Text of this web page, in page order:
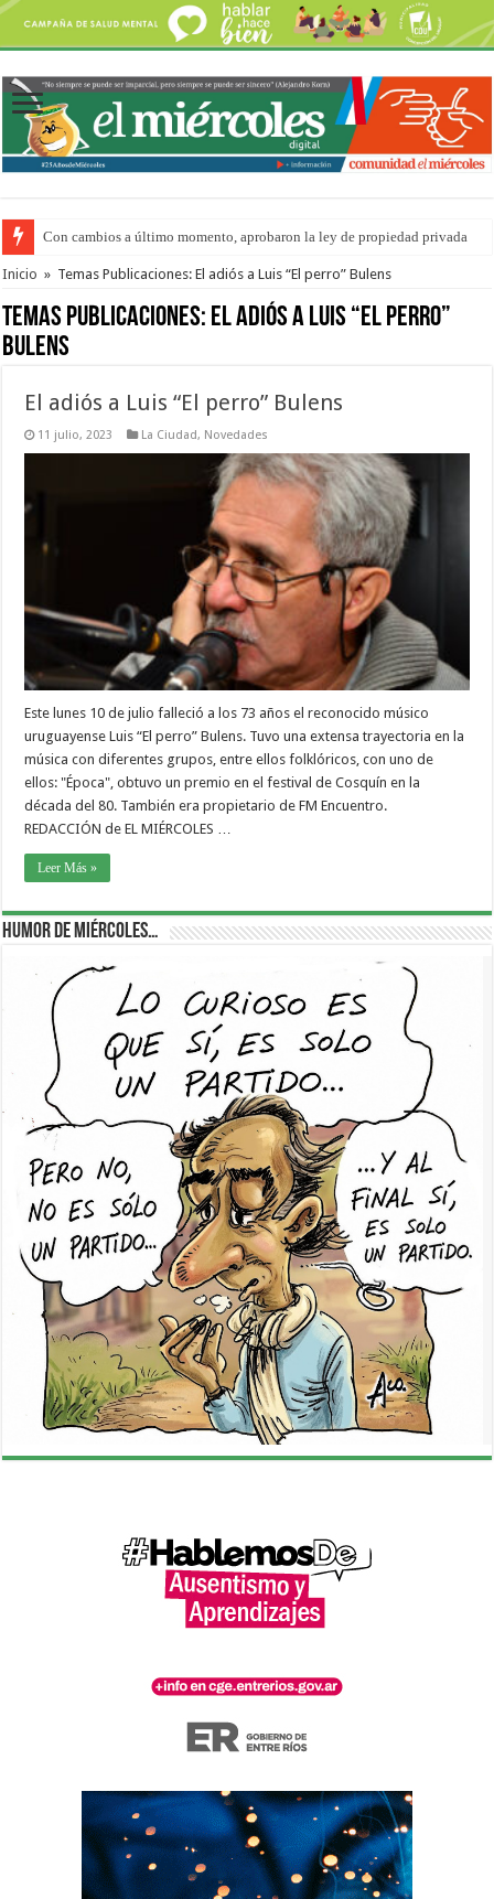
Con cambios a último momento, aprobaron la ley de propiedad privada
Adopción en Entre Ríos: el 35% de los 90 niños, niñas y adolescentes que
Inicio » Temas Publicaciones: El adiós a Luis “El perro” Bulens
Temas Publicaciones: El adiós a Luis “El perro”
Bulens
El adiós a Luis “El perro” Bulens
11 julio, 2023 La Ciudad, Novedades
Este lunes 10 de julio falleció a los 73 años el reconocido músico
uruguayense Luis “El perro” Bulens. Tuvo una extensa trayectoria en la
música con diferentes grupos, entre ellos folklóricos, con uno de
ellos: "Época", obtuvo un premio en el festival de Cosquín en la
década del 80. También era propietario de FM Encuentro.
REDACCIÓN de EL MIÉRCOLES …
Leer Más »
Humor de Miércoles…